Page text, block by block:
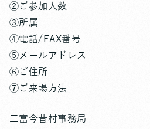
②ご参加人数
③所属
④電話/FAX番号
⑤メールアドレス
⑥ご住所
⑦ご来場方法
三富今昔村事務局